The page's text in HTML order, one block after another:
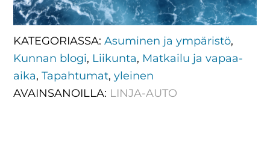
KATEGORIASSA:Asuminen ja ympäristö,
Kunnan blogi, Liikunta, Matkailu ja vapaa-
aika,Tapahtumat,yleinen
AVAINSANOILLA: LINJA-AUTO